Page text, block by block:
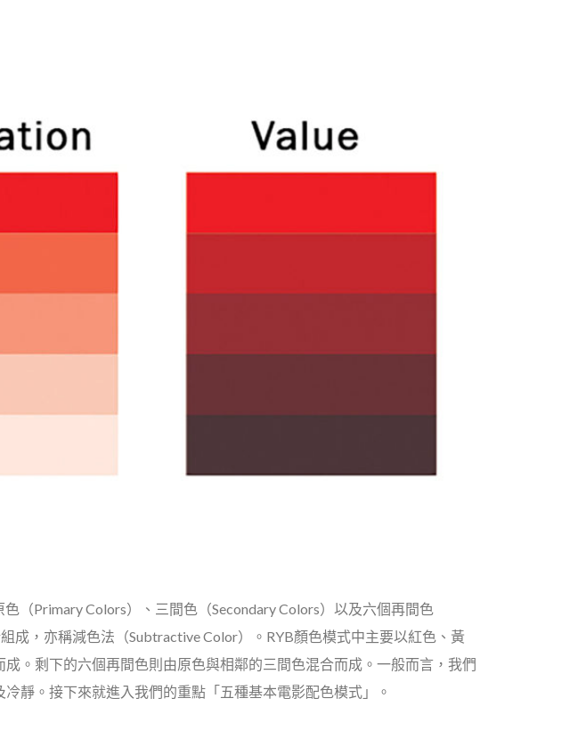
（Primary Colors）、三間色（Secondary Colors）以及六個再間色
成，亦稱減色法（Subtractive Color）。RYB顏色模式中主要以紅色、黃
。剩下的六個再間色則由原色與相鄰的三間色混合而成。一般而言，我們
靜。接下來就進入我們的重點「五種基本電影配色模式」。